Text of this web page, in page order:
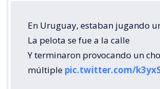
En Uruguay, estaban jugando
La pelota se fue a la calle
Y terminaron provocando un
múltiple pic.twitter.com/